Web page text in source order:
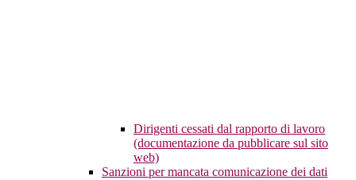
Dirigenti cessati dal rapporto di lavoro
(documentazione da pubblicare sul sito
web)
Sanzioni per mancata comunicazione dei dati